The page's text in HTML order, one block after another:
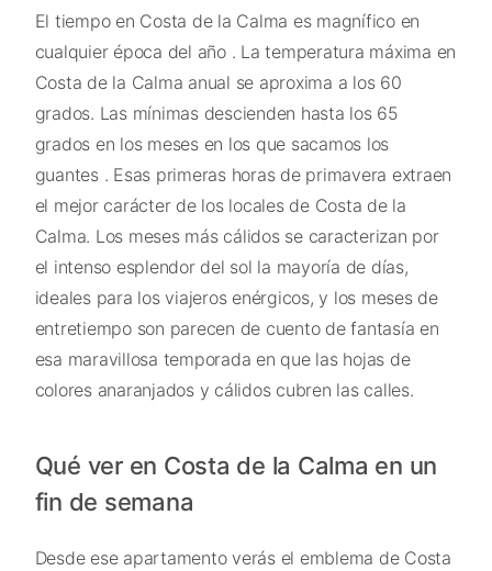
El tiempo en Costa de la Calma es magnífico en
cualquier época del año . La temperatura máxima en
Costa de la Calma anual se aproxima a los 60
grados. Las mínimas descienden hasta los 65
grados en los meses en los que sacamos los
guantes . Esas primeras horas de primavera extraen
el mejor carácter de los locales de Costa de la
Calma. Los meses más cálidos se caracterizan por
el intenso esplendor del sol la mayoría de días,
ideales para los viajeros enérgicos, y los meses de
entretiempo son parecen de cuento de fantasía en
esa maravillosa temporada en que las hojas de
colores anaranjados y cálidos cubren las calles.
Qué ver en Costa de la Calma en un
fin de semana
Desde ese apartamento verás el emblema de Costa